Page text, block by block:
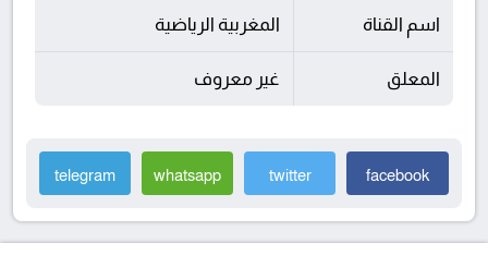
اسم القناة المغربية الرياضية
المعلق غير معروف
facebook
twitter
whatsapp
telegram